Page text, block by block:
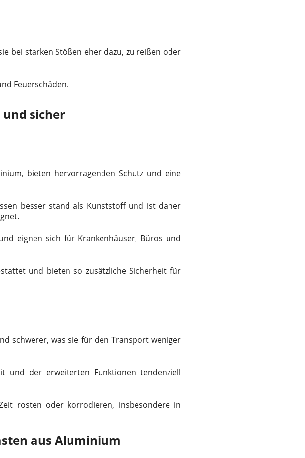
bei starken Stößen eher dazu, zu reißen oder
Feuerschäden.
und sicher
bieten hervorragenden Schutz und eine
besser stand als Kunststoff und ist daher
eignen sich für Krankenhäuser, Büros und
und bieten so zusätzliche Sicherheit für
schwerer, was sie für den Transport weniger
und der erweiterten Funktionen tendenziell
rosten oder korrodieren, insbesondere in
aus Aluminium